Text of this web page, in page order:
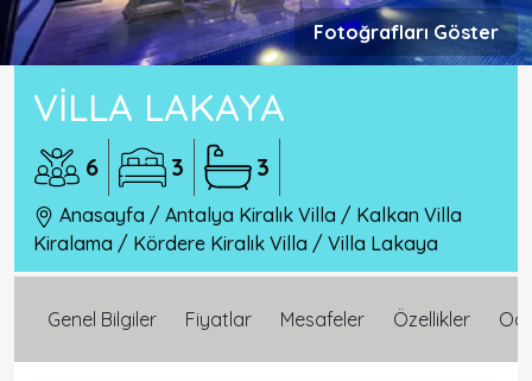
Fotoğrafları Göster
VILLA LAKAYA
6 3 3
Anasayfa / Antalya Kiralık Villa / Kalkan Villa
Kiralama / Kördere Kiralık Villa / Villa Lakaya
Genel Bilgiler Fiyatlar Mesafeler Özellikler